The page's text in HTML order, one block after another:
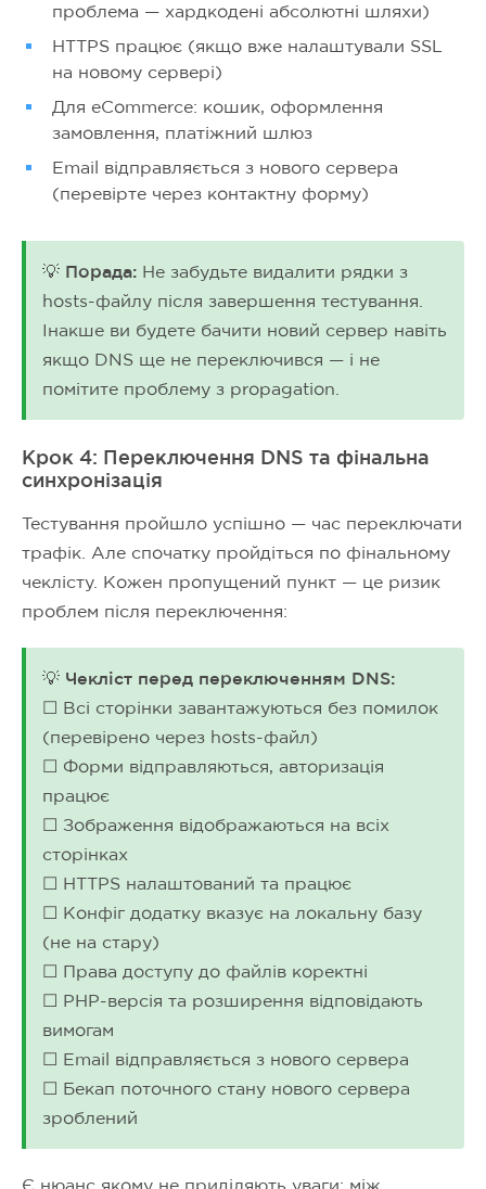
проблема — хардкодені абсолютні шляхи)
HTTPS працює (якщо вже налаштували SSL
на новому сервері)
Для eCommerce: кошик, оформлення
замовлення, платіжний шлюз
Email відправляється з нового сервера
(перевірте через контактну форму)
💡 Порада: Не забудьте видалити рядки з
hosts-файлу після завершення тестування.
Інакше ви будете бачити новий сервер навіть
якщо DNS ще не переключився — і не
помітите проблему з propagation.
Крок 4: Переключення DNS та фінальна
синхронізація
Тестування пройшло успішно — час переключати
трафік. Але спочатку пройдіться по фінальному
чеклісту. Кожен пропущений пункт — це ризик
проблем після переключення:
💡 Чекліст перед переключенням DNS:
☐ Всі сторінки завантажуються без помилок
(перевірено через hosts-файл)
☐ Форми відправляються, авторизація
працює
☐ Зображення відображаються на всіх
сторінках
☐ HTTPS налаштований та працює
☐ Конфіг додатку вказує на локальну базу
(не на стару)
☐ Права доступу до файлів коректні
☐ PHP-версія та розширення відповідають
вимогам
☐ Email відправляється з нового сервера
☐ Бекап поточного стану нового сервера
зроблений
Є нюанс якому не приділяють уваги: між